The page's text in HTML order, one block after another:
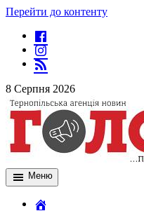
Перейти до контенту
8 Серпня 2026
Меню